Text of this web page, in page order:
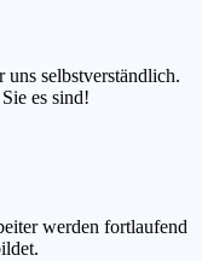
selbstverständlich.
es sind!
werden fortlaufend